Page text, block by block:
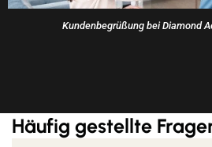
Kundenbegrüßung bei Diamond
Häufig gestellte